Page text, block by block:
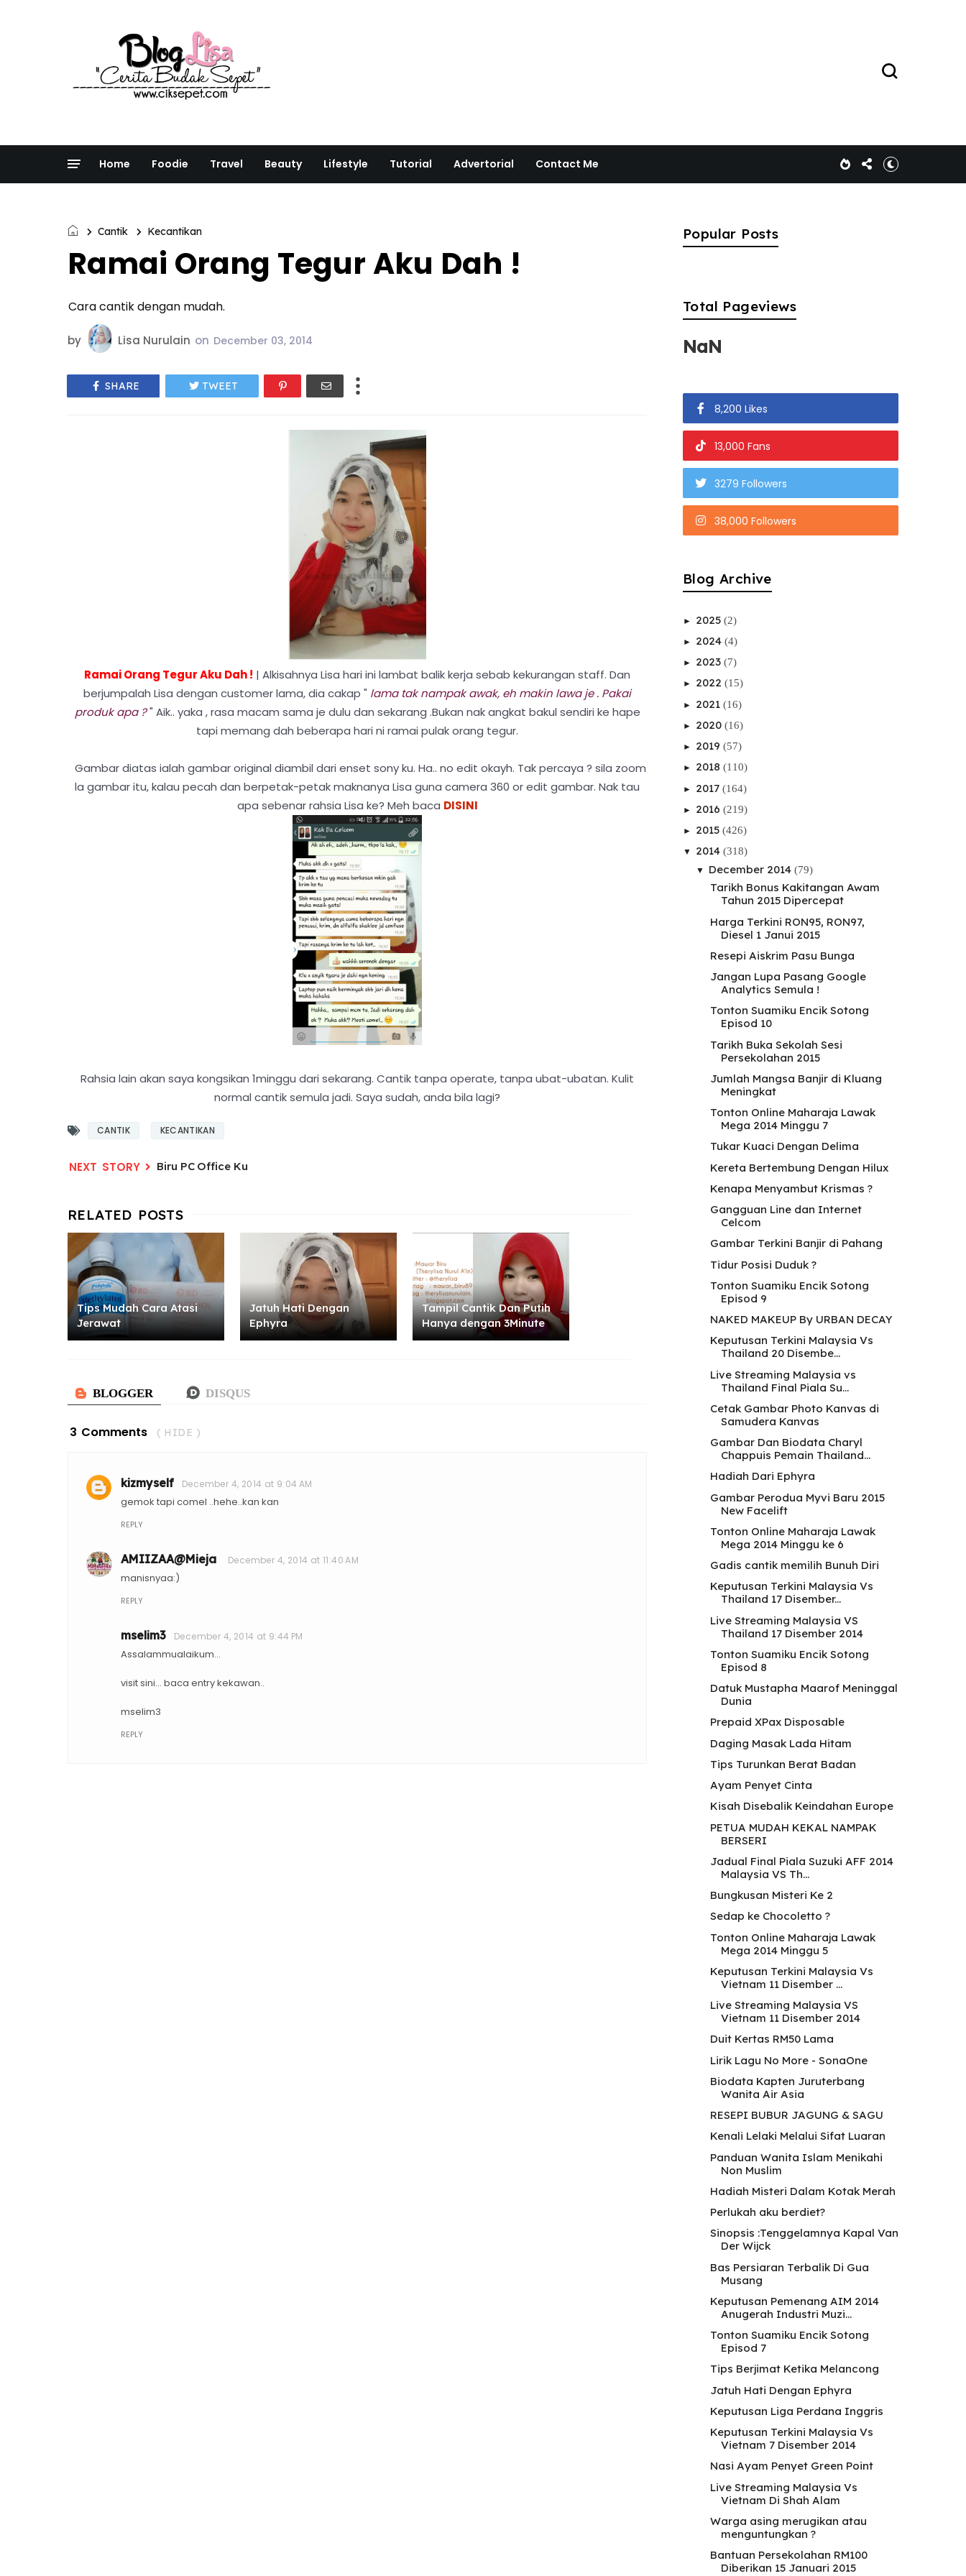
Home Foodie Travel Beauty Lifestyle Tutorial Advertorial Contact Me
Cantik Kecantikan
Ramai Orang Tegur Aku Dah !
Cara cantik dengan mudah.
by Lisa Nurulain on December 03, 2014
SHARE TWEET
Ramai Orang Tegur Aku Dah ! | Alkisahnya Lisa hari ini lambat balik kerja sebab kekurangan staff. Dan
berjumpalah Lisa dengan customer lama, dia cakap " lama tak nampak awak, eh makin lawa je . Pakai
produk apa ?" Aik.. yaka , rasa macam sama je dulu dan sekarang .Bukan nak angkat bakul sendiri ke hape
tapi memang dah beberapa hari ni ramai pulak orang tegur.
Gambar diatas ialah gambar original diambil dari enset sony ku. Ha.. no edit okayh. Tak percaya ? sila zoom
la gambar itu, kalau pecah dan berpetak-petak maknanya Lisa guna camera 360 or edit gambar. Nak tau
apa sebenar rahsia Lisa ke? Meh baca DISINI
Rahsia lain akan saya kongsikan 1minggu dari sekarang. Cantik tanpa operate, tanpa ubat-ubatan. Kulit
normal cantik semula jadi. Saya sudah, anda bila lagi?
CANTIK KECANTIKAN
Biru PC Office Ku
Tips Mudah Cara Atasi
Jerawat
Jatuh Hati Dengan
Ephyra
Tampil Cantik Dan Putih
Hanya dengan 3Minute
3 Comments ( HIDE )
kizmyself December 4, 2014 at 9:04 AM
gemok tapi comel ..hehe..kan kan
REPLY
AMIIZAA@Mieja December 4, 2014 at 11:40 AM
manisnyaa:)
REPLY
mselim3 December 4, 2014 at 9:44 PM
Assalammualaikum...
visit sini... baca entry kekawan..
mselim3
REPLY
Popular Posts
Total Pageviews
NaN
8,200 Likes
13,000 Fans
3279 Followers
38,000 Followers
Blog Archive
► 2025 (2)
► 2024 (4)
► 2023 (7)
► 2022 (15)
► 2021 (16)
► 2020 (16)
► 2019 (57)
► 2018 (110)
► 2017 (164)
► 2016 (219)
► 2015 (426)
▼ 2014 (318)
▼ December 2014 (79)
Tarikh Bonus Kakitangan Awam
Tahun 2015 Dipercepat
Harga Terkini RON95, RON97,
Diesel 1 Janui 2015
Resepi Aiskrim Pasu Bunga
Jangan Lupa Pasang Google
Analytics Semula !
Tonton Suamiku Encik Sotong
Episod 10
Tarikh Buka Sekolah Sesi
Persekolahan 2015
Jumlah Mangsa Banjir di Kluang
Meningkat
Tonton Online Maharaja Lawak
Mega 2014 Minggu 7
Tukar Kuaci Dengan Delima
Kereta Bertembung Dengan Hilux
Kenapa Menyambut Krismas ?
Gangguan Line dan Internet
Celcom
Gambar Terkini Banjir di Pahang
Tidur Posisi Duduk ?
Tonton Suamiku Encik Sotong
Episod 9
NAKED MAKEUP By URBAN DECAY
Keputusan Terkini Malaysia Vs
Thailand 20 Disembe...
Live Streaming Malaysia vs
Thailand Final Piala Su...
Cetak Gambar Photo Kanvas di
Samudera Kanvas
Gambar Dan Biodata Charyl
Chappuis Pemain Thailand...
Hadiah Dari Ephyra
Gambar Perodua Myvi Baru 2015
New Facelift
Tonton Online Maharaja Lawak
Mega 2014 Minggu ke 6
Gadis cantik memilih Bunuh Diri
Keputusan Terkini Malaysia Vs
Thailand 17 Disember...
Live Streaming Malaysia VS
Thailand 17 Disember 2014
Tonton Suamiku Encik Sotong
Episod 8
Datuk Mustapha Maarof Meninggal
Dunia
Prepaid XPax Disposable
Daging Masak Lada Hitam
Tips Turunkan Berat Badan
Ayam Penyet Cinta
Kisah Disebalik Keindahan Europe
PETUA MUDAH KEKAL NAMPAK
BERSERI
Jadual Final Piala Suzuki AFF 2014
Malaysia VS Th...
Bungkusan Misteri Ke 2
Sedap ke Chocoletto ?
Tonton Online Maharaja Lawak
Mega 2014 Minggu 5
Keputusan Terkini Malaysia Vs
Vietnam 11 Disember ...
Live Streaming Malaysia VS
Vietnam 11 Disember 2014
Duit Kertas RM50 Lama
Lirik Lagu No More - SonaOne
Biodata Kapten Juruterbang
Wanita Air Asia
RESEPI BUBUR JAGUNG & SAGU
Kenali Lelaki Melalui Sifat Luaran
Panduan Wanita Islam Menikahi
Non Muslim
Hadiah Misteri Dalam Kotak Merah
Perlukah aku berdiet?
Sinopsis :Tenggelamnya Kapal Van
Der Wijck
Bas Persiaran Terbalik Di Gua
Musang
Keputusan Pemenang AIM 2014
Anugerah Industri Muzi...
Tonton Suamiku Encik Sotong
Episod 7
Tips Berjimat Ketika Melancong
Jatuh Hati Dengan Ephyra
Keputusan Liga Perdana Inggris
Keputusan Terkini Malaysia Vs
Vietnam 7 Disember 2014
Nasi Ayam Penyet Green Point
Live Streaming Malaysia Vs
Vietnam Di Shah Alam
Warga asing merugikan atau
menguntungkan ?
Bantuan Persekolahan RM100
Diberikan 15 Januari 2015